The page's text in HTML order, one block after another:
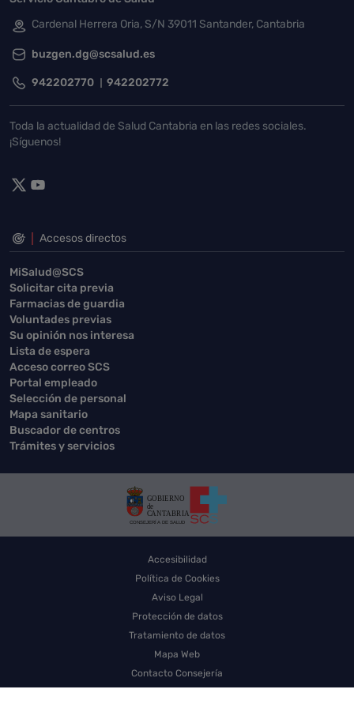
Cardenal Herrera Oria, S/N 39011 Santander, Cantabria
buzgen.dg@scsalud.es
942202770 942202772
Toda la actualidad de Salud Cantabria en las redes sociales.
¡Síguenos!
Accesos directos
MiSalud@SCS
Solicitar cita previa
Farmacias de guardia
Voluntades previas
Su opinión nos interesa
Lista de espera
Acceso correo SCS
Portal empleado
Selección de personal
Mapa sanitario
Buscador de centros
Trámites y servicios
Accesibilidad
Política de Cookies
Aviso Legal
Protección de datos
Tratamiento de datos
Mapa Web
Contacto Consejería